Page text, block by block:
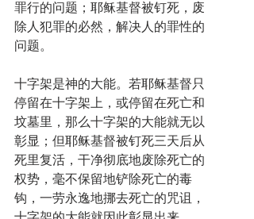
罪行的问题；耶稣基督被钉死，废
除人犯罪的必然，解决人的罪性的
问题。
十字架是神的大能。若耶稣基督只
停留在十字架上，或停留在死亡和
坟墓里，那么十字架的大能就无以
彰显；但耶稣基督被钉死三天后从
死里复活，干净彻底地废除死亡的
权势，毫不保留地铲除死亡的毒
钩，一劳永逸地挪去死亡的咒诅，